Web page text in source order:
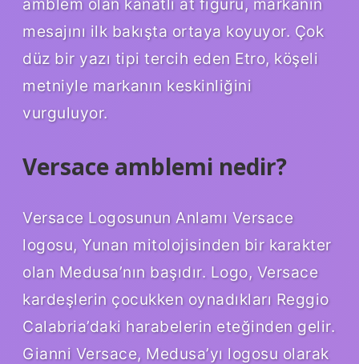
mesajını ilk bakışta ortaya koyuyor. Çok
düz bir yazı tipi tercih eden Etro, köşeli
metniyle markanın keskinliğini
vurguluyor.
Versace amblemi nedir?
Versace Logosunun Anlamı Versace
logosu, Yunan mitolojisinden bir karakter
olan Medusa’nın başıdır. Logo, Versace
kardeşlerin çocukken oynadıkları Reggio
Calabria’daki harabelerin eteğinden gelir.
Gianni Versace, Medusa’yı logosu olarak